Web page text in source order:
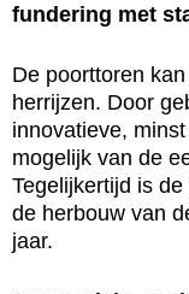
fundering met
De poorttoren
herrijzen. Door
innovatieve,
mogelijk van de
Tegelijkertijd is
de herbouw van
jaar.